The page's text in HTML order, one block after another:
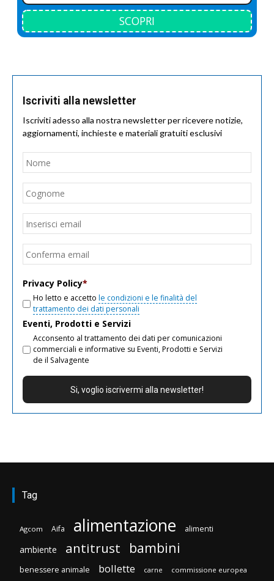
SCOPRI
Iscriviti alla newsletter
Iscriviti adesso alla nostra newsletter per ricevere notizie,
aggiornamenti, inchieste e materiali gratuiti esclusivi
Nome
Email
Privacy Policy*
Ho letto e accetto le condizioni e le finalità del
trattamento dei dati personali
Eventi, Prodotti e Servizi
Acconsento al trattamento dei dati per comunicazioni
commerciali e informative su Eventi, Prodotti e Servizi
de il Salvagente
Tag
Agcom Aifa alimentazione alimenti
ambiente antitrust bambini
benessere animale bollette carne commissione europea